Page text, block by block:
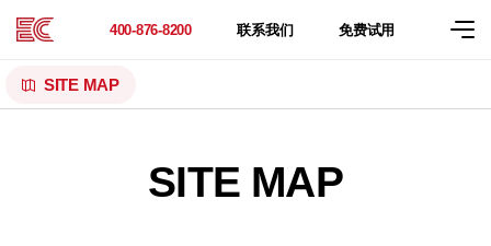
400-876-8200 联系我们 免费试用
SITE MAP
SITE MAP